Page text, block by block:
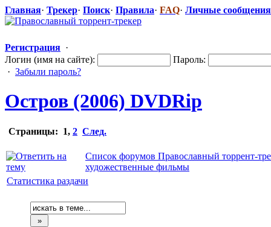
Главная· Трекер· Поиск· Правила· FAQ· Личные сообщения
Регистрация ·
Логин (имя на сайте):
Пароль:
· Забыли пароль?
Остров (2006) DVDRip
Страницы: 1, 2 След.
Список форумов Православный торрент-
художественные фильмы
Статистика раздачи